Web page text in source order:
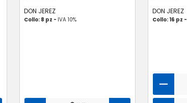
DON JEREZ
Collo: 8 pz - IVA 10%
DON JEREZ
Collo: 16 pz -